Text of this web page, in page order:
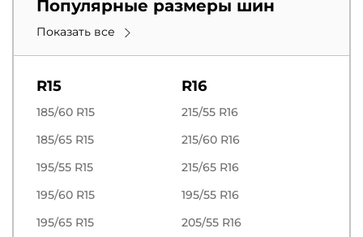
Популярные размеры шин
Показать все
R15
185/60 R15
185/65 R15
195/55 R15
195/60 R15
195/65 R15
R16
215/55 R16
215/60 R16
215/65 R16
195/55 R16
205/55 R16